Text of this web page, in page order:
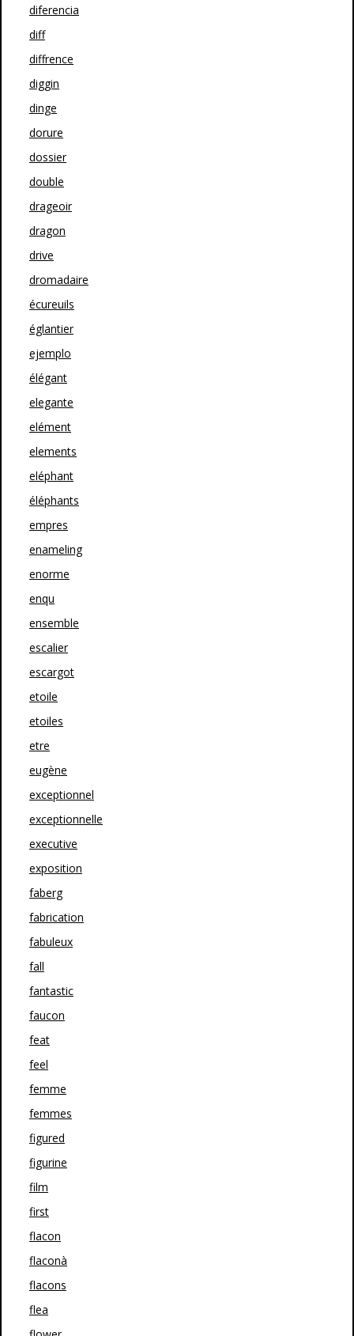
diferencia
diff
diffrence
diggin
dinge
dorure
dossier
double
drageoir
dragon
drive
dromadaire
écureuils
églantier
ejemplo
élégant
elegante
elément
elements
eléphant
éléphants
empres
enameling
enorme
enqu
ensemble
escalier
escargot
etoile
etoiles
etre
eugène
exceptionnel
exceptionnelle
executive
exposition
faberg
fabrication
fabuleux
fall
fantastic
faucon
feat
feel
femme
femmes
figured
figurine
film
first
flacon
flaconà
flacons
flea